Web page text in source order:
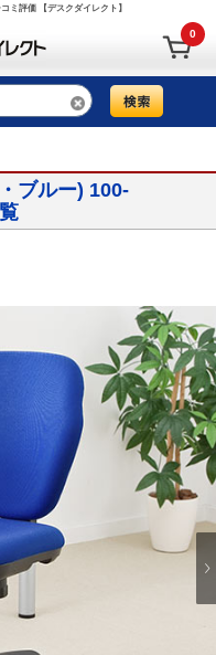
ミ評価 【デスクダイレクト】
0
ブルー) 100-